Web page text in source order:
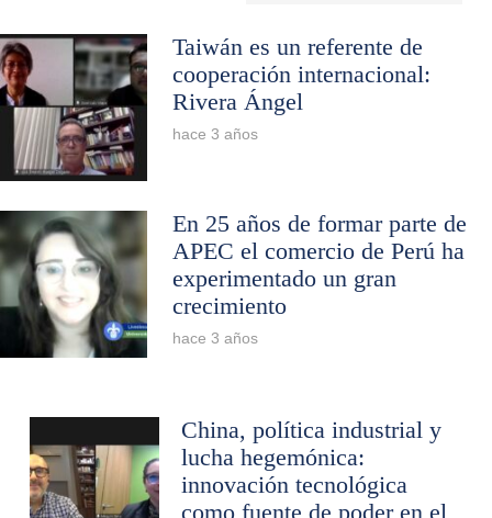
Taiwán es un referente de
cooperación internacional:
Rivera Ángel
hace 3 años
En 25 años de formar parte de
APEC el comercio de Perú ha
experimentado un gran
crecimiento
hace 3 años
China, política industrial y
lucha hegemónica:
innovación tecnológica